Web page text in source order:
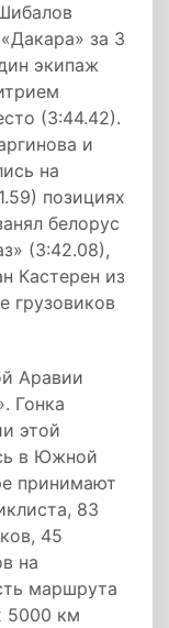
за 3
экипаж
(3:44.42).
и
на
позициях
белорус
(3:42.08),
Кастерен из
грузовиков
Аравии
Гонка
этой
в Южной
принимают
83
45
на
маршрута
5000 км